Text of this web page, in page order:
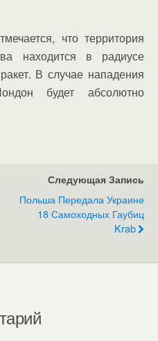
что территория
находится в радиусе
В случае нападения
будет абсолютно
Следующая Запись
Польша Передала Украине
18 Самоходных Гаубиц
Krab